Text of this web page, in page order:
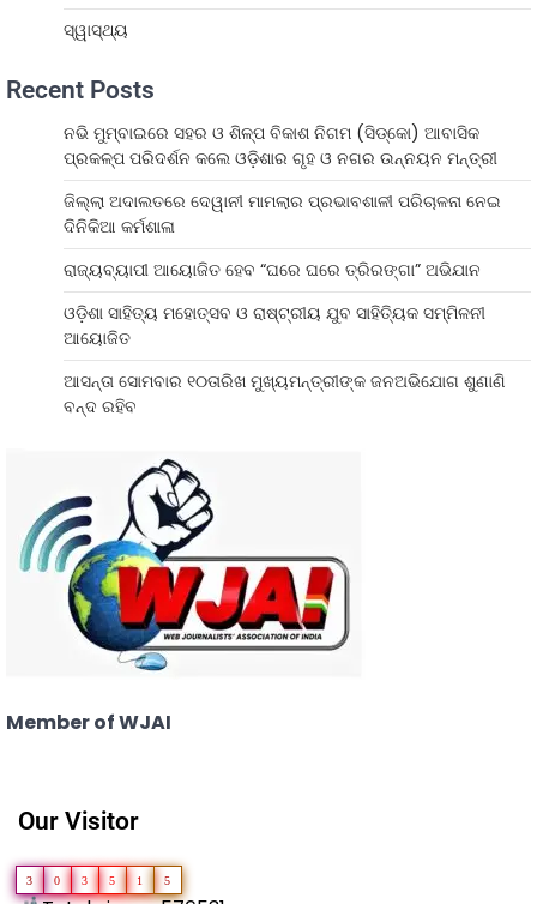
ସ୍ୱାସ୍ଥ୍ୟ
Recent Posts
ନଭି ମୁମ୍ବାଇରେ ସହର ଓ ଶିଳ୍ପ ବିକାଶ ନିଗମ (ସିଡ୍‌କୋ) ଆବାସିକ
ପ୍ରକଳ୍ପ ପରିଦର୍ଶନ କଲେ ଓଡ଼ିଶାର ଗୃହ ଓ ନଗର ଉନ୍ନୟନ ମନ୍ତ୍ରୀ
ଜିଲ୍ଲା ଅଦାଲତରେ ଦେୱାନୀ ମାମଲାର ପ୍ରଭାବଶାଳୀ ପରିଚାଳନା ନେଇ
ଦିନିକିଆ କର୍ମଶାଳା
ରାଜ୍ୟବ୍ୟାପୀ ଆୟୋଜିତ ହେବ “ଘରେ ଘରେ ତ୍ରିରଙ୍ଗା” ଅଭିଯାନ
ଓଡ଼ିଶା ସାହିତ୍ୟ ମହୋତ୍ସବ ଓ ରାଷ୍ଟ୍ରୀୟ ଯୁବ ସାହିତ୍ୟିକ ସମ୍ମିଳନୀ
ଆୟୋଜିତ
ଆସନ୍ତା ସୋମବାର ୧୦ତାରିଖ ମୁଖ୍ୟମନ୍ତ୍ରୀଙ୍କ ଜନଅଭିଯୋଗ ଶୁଣାଣି
ବନ୍ଦ ରହିବ
Member of WJAI
Our Visitor
3 0 3 5 1 5